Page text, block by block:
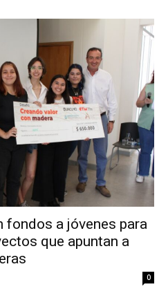
fondos a jóvenes para
que apuntan a
0